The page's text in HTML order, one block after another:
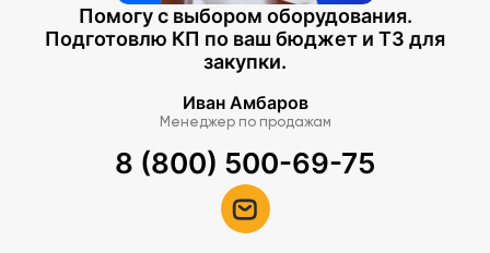
Помогу с выбором оборудования.
Подготовлю КП по ваш бюджет и ТЗ для
закупки.
Иван Амбаров
Менеджер по продажам
8 (800) 500-69-75